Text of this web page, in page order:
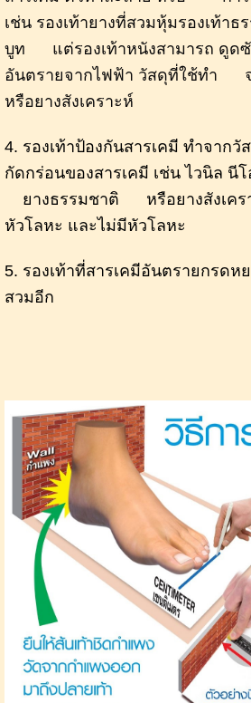
เช่น รองเท้ายางที่สวมหุ้มรองเท้าธ
บูท แต่รองเท้าหนังสามารถ ดูด
อันตรายจากไฟฟ้า วัสดุที่ใช้ทำ จ
หรือยางสังเคราะห์
4. รองเท้าป้องกันสารเคมี ทำจาก
กัดกร่อนของสารเคมี เช่น ไวนิล นี
ยางธรรมชาติ หรือยางสังเคร
หัวโลหะ และไม่มีหัวโลหะ
5. รองเท้าที่สารเคมีอันตรายกรดห
สวมอีก